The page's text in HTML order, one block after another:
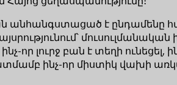
անհանգստացած է
ինչ-որ լուրջ բան է տեղի
ինչ-որ միստիկ վախի